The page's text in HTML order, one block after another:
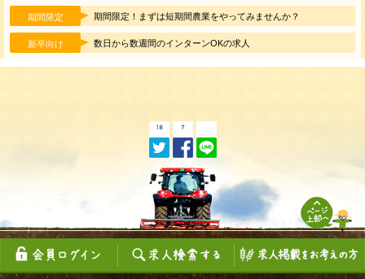
期間限定 期間限定！まずは短期間農業をやってみませんか？
新卒向け 数日から数週間のインターンOKの求人